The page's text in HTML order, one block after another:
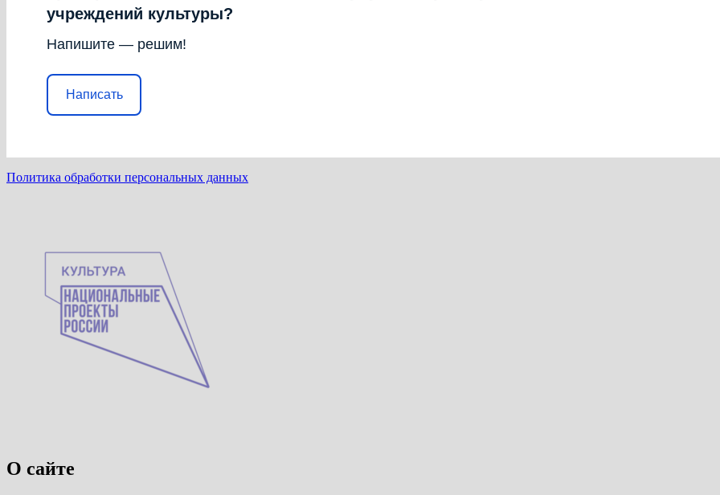
учреждений культуры?
Напишите — решим!
Написать
Политика обработки персональных данных
О сайте